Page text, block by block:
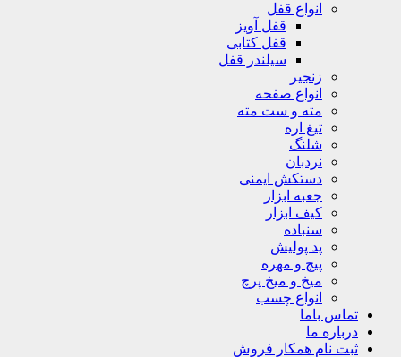
انواع قفل
قفل آویز
قفل کتابی
سیلندر قفل
زنجیر
انواع صفحه
مته و ست مته
تیغ اره
شلنگ
نردبان
دستکش ایمنی
جعبه ابزار
کیف ابزار
سنباده
پد پولیش
پیچ و مهره
میخ و میخ پرچ
انواع چسب
تماس باما
درباره ما
ثبت نام همکار فروش